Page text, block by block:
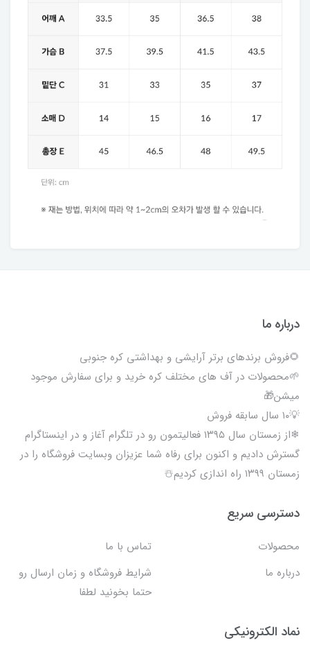
درباره ما
🌻فروش برندهای برتر آرایشی و بهداشتی کره جنوبی
🌱محصولات در آف های مختلف کره خرید و برای سفارش موجود
میشن🎁
💡۱۰ سال سابقه فروش
❄از زمستان سال ۱۳۹۵ فعالیتمون رو در تلگرام آغاز و در اینستاگرام
گسترش دادیم و اکنون برای رفاه شما عزیزان وبسایت فروشگاه را در
زمستان ۱۳۹۹ راه اندازی کردیم☃️
دسترسی سریع
محصولات
تماس با ما
درباره ما
شرایط فروشگاه و زمان ارسال رو
حتما بخونید لطفا
نماد الکترونیکی